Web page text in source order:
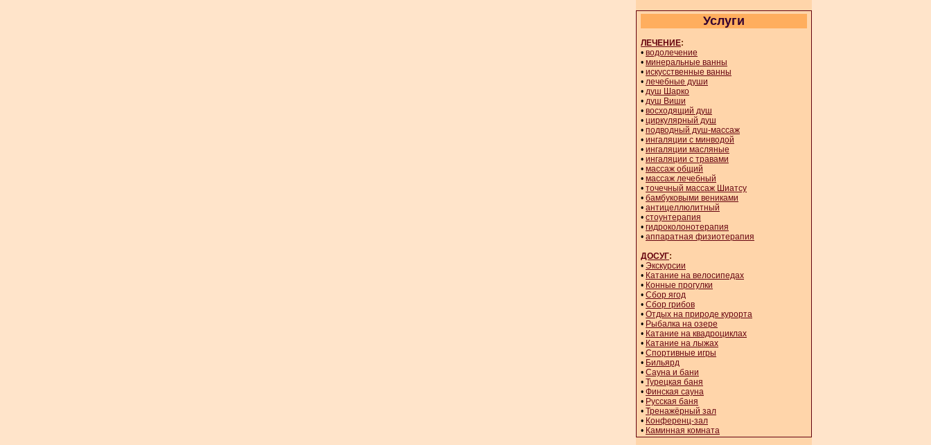
Услуги
ЛЕЧЕНИЕ:
• водолечение
• минеральные ванны
• искусственные ванны
• лечебные души
• душ Шарко
• душ Виши
• восходящий душ
• циркулярный душ
• подводный душ-массаж
• ингаляции с минводой
• ингаляции масляные
• ингаляции с травами
• массаж общий
• массаж лечебный
• точечный массаж Шиатсу
• бамбуковыми вениками
• антицеллюлитный
• стоунтерапия
• гидроколонотерапия
• аппаратная физиотерапия
ДОСУГ:
• Экскурсии
• Катание на велосипедах
• Конные прогулки
• Сбор ягод
• Сбор грибов
• Отдых на природе курорта
• Рыбалка на озере
• Катание на квадроциклах
• Катание на лыжах
• Спортивные игры
• Бильярд
• Сауна и бани
• Турецкая баня
• Финская сауна
• Русская баня
• Тренажёрный зал
• Конференц-зал
• Каминная комната